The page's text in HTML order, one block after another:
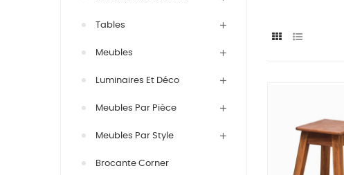
Tables
Meubles
Luminaires Et Déco
Meubles Par Pièce
Meubles Par Style
Brocante Corner